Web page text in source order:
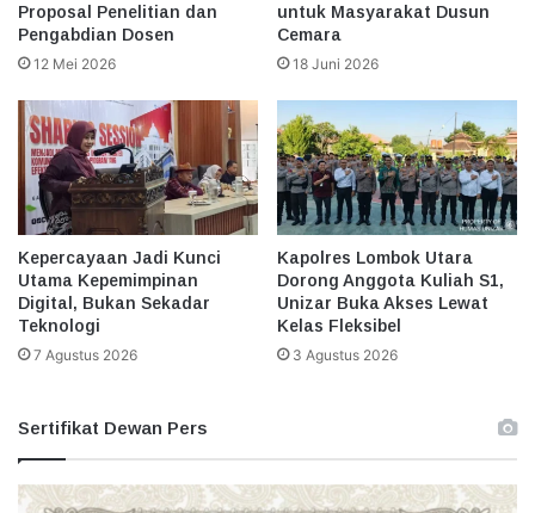
Proposal Penelitian dan
Pengabdian Dosen
12 Mei 2026
untuk Masyarakat Dusun
Cemara
18 Juni 2026
Kepercayaan Jadi Kunci
Utama Kepemimpinan
Digital, Bukan Sekadar
Teknologi
7 Agustus 2026
Kapolres Lombok Utara
Dorong Anggota Kuliah S1,
Unizar Buka Akses Lewat
Kelas Fleksibel
3 Agustus 2026
Sertifikat Dewan Pers